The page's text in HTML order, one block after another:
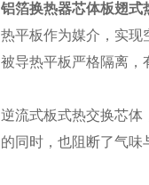
铝箔换热器芯体板翅式
热平板作为媒介，实现
被导热平板严格隔离，
逆流式板式热交换芯体
的同时，也阻断了气味